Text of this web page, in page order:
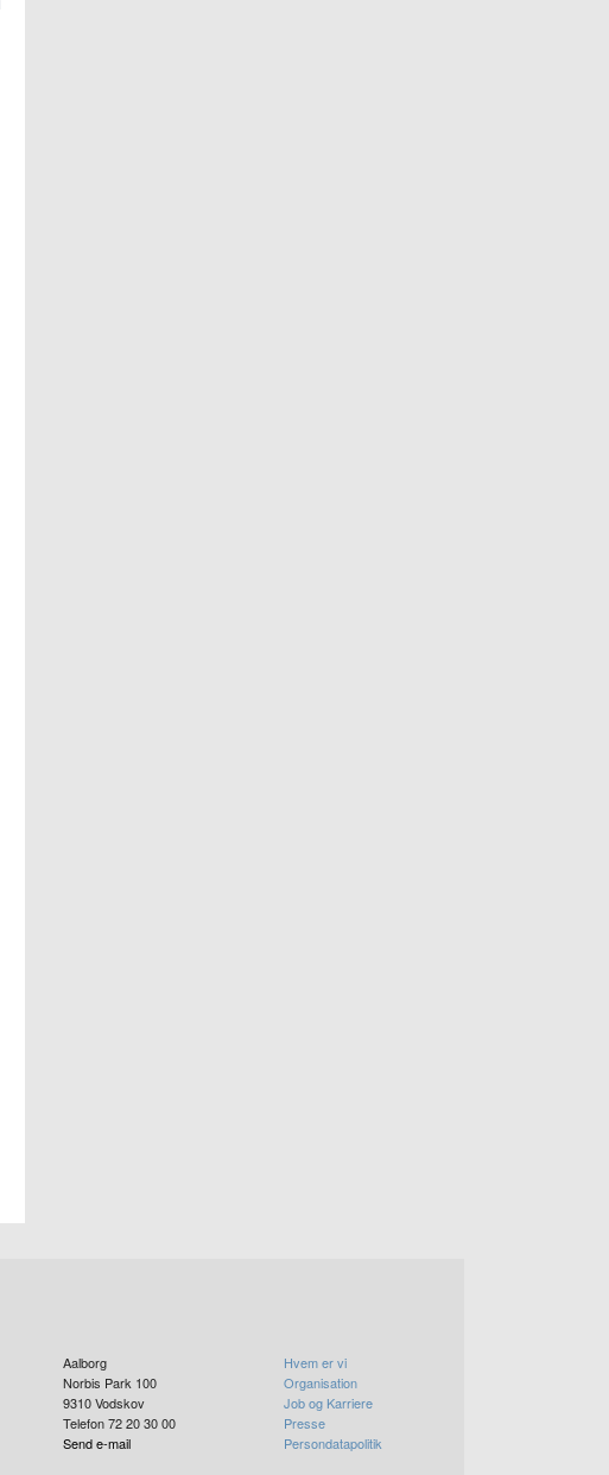
Aalborg
Norbis Park 100
9310 Vodskov
Telefon 72 20 30 00
Send e-mail
Hvem er vi
Organisation
Job og Karriere
Presse
Persondatapolitik